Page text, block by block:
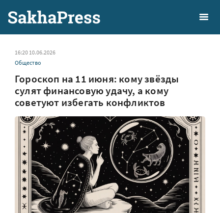
16:20 10.06.2026
Общество
Гороскоп на 11 июня: кому звёзды
сулят финансовую удачу, а кому
советуют избегать конфликтов